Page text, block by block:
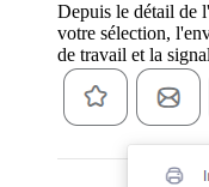
Depuis le détail de
votre sélection,
de travail et la